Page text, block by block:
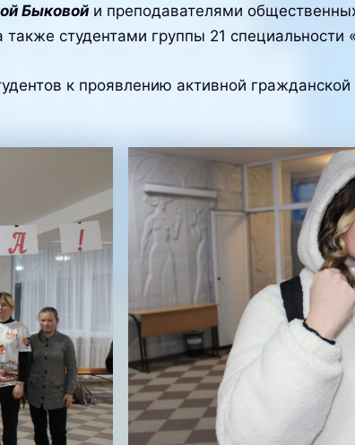
Быковойи преподавателями
также студентами группы 21 специальности
к проявлению активной